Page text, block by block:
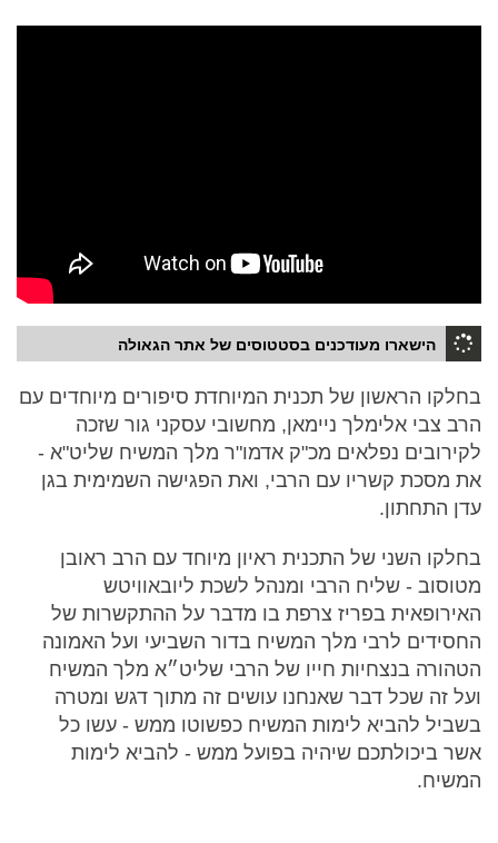
הישארו מעודכנים בסטטוסים של אתר הגאולה
בחלקו הראשון של תכנית המיוחדת סיפורים מיוחדים עם
הרב צבי אלימלך ניימאן, מחשובי עסקני גור שזכה
לקירובים נפלאים מכ"ק אדמו"ר מלך המשיח שליט"א -
את מסכת קשריו עם הרבי, ואת הפגישה השמימית בגן
עדן התחתון.
בחלקו השני של התכנית ראיון מיוחד עם הרב ראובן
מטוסוב - שליח הרבי ומנהל לשכת ליובאוויטש
האירופאית בפריז צרפת בו מדבר על ההתקשרות של
החסידים לרבי מלך המשיח בדור השביעי ועל האמונה
הטהורה בנצחיות חייו של הרבי שליט״א מלך המשיח
ועל זה שכל דבר שאנחנו עושים זה מתוך דגש ומטרה
בשביל להביא לימות המשיח כפשוטו ממש - עשו כל
אשר ביכולתכם שיהיה בפועל ממש - להביא לימות
המשיח.